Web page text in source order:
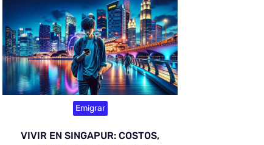
Emigrar
VIVIR EN SINGAPUR: COSTOS,